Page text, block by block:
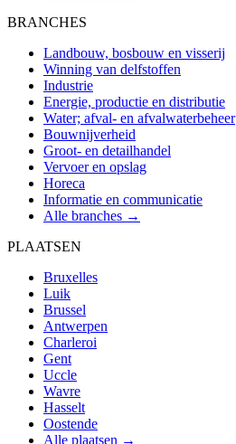
BRANCHES
Landbouw, bosbouw en visserij
Winning van delfstoffen
Industrie
Energie, productie en distributie
Water; afval- en afvalwaterbeheer
Bouwnijverheid
Groot- en detailhandel
Vervoer en opslag
Horeca
Informatie en communicatie
Alle branches →
PLAATSEN
Bruxelles
Luik
Brussel
Antwerpen
Charleroi
Gent
Uccle
Wavre
Hasselt
Oostende
Alle plaatsen →